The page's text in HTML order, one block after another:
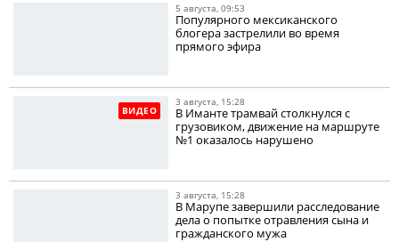
5 августа, 09:53
Популярного мексиканского
блогера застрелили во время
прямого эфира
ВИДЕО
3 августа, 15:28
В Иманте трамвай столкнулся с
грузовиком, движение на маршруте
№1 оказалось нарушено
3 августа, 15:28
В Марупе завершили расследование
дела о попытке отравления сына и
гражданского мужа